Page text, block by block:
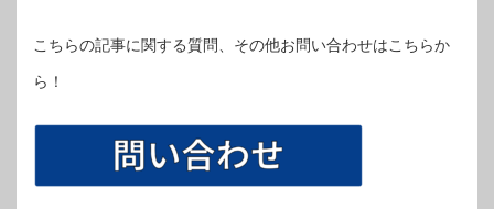
こちらの記事に関する質問、その他お問い合わせはこちらか
ら！